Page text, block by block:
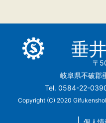
垂
〒
岐阜県不破郡
Tel. 0584-22-
Copyright (C) 2020